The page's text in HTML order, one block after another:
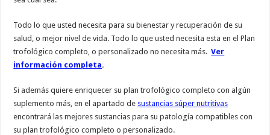
Todo lo que usted necesita para su bienestar y recuperación de su
salud, o mejor nivel de vida. Todo lo que usted necesita esta en el Plan
trofológico completo, o personalizado no necesita más.Ver
información completa.
Si además quiere enriquecer su plan trofológico completo con algún
suplemento más, en el apartado de sustancias súper nutritivas
encontrará las mejores sustancias para su patología compatibles con
su plan trofológico completo o personalizado.